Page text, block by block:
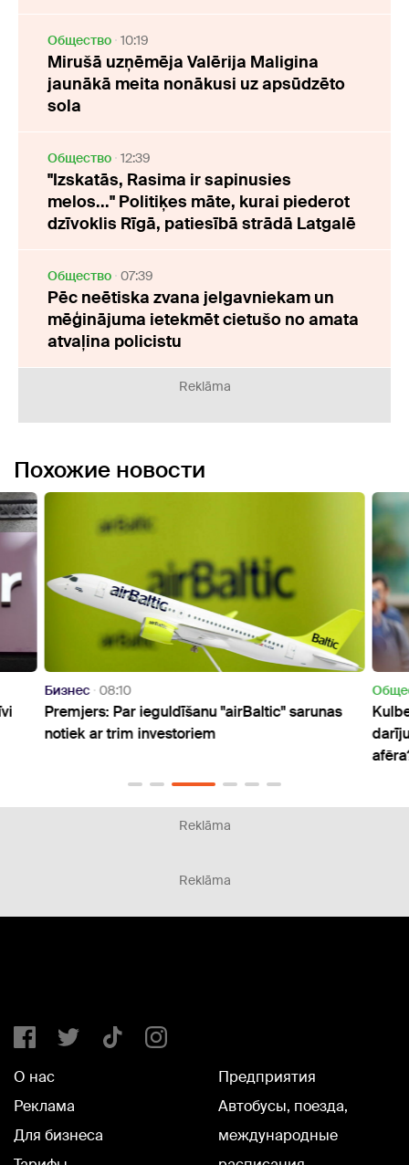
Oбщество 10:19
Mirušā uzņēmēja Valērija Maligina
jaunākā meita nonākusi uz apsūdzēto
sola
Oбщество 12:39
"Izskatās, Rasima ir sapinusies
melos..." Politiķes māte, kurai piederot
dzīvoklis Rīgā, patiesībā strādā Latgalē
Oбщество 07:39
Pēc neētiska zvana jelgavniekam un
mēģinājuma ietekmēt cietušo no amata
atvaļina policistu
Reklāma
Похожие новости
Бизнес 08:10
Premjers: Par ieguldīšanu "airBaltic" sarunas
notiek ar trim investoriem
Reklāma
Reklāma
О нас
Реклама
Для бизнеса
Предприятия
Автобусы, поезда,
международные